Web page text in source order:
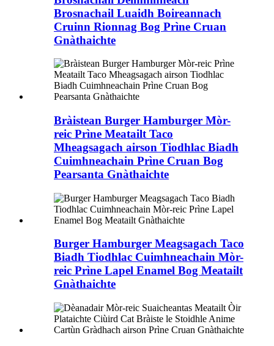
Brosnachail Luaidh Boireannach
Cruinn Rionnag Bog Prìne Cruan
Gnàthaichte
Bràistean Burger Hamburger Mòr-
reic Prìne Meatailt Taco
Mheagsagach airson Tiodhlac Biadh
Cuimhneachain Prìne Cruan Bog
Pearsanta Gnàthaichte
Burger Hamburger Meagsagach Taco
Biadh Tiodhlac Cuimhneachain Mòr-
reic Prìne Lapel Enamel Bog Meatailt
Gnàthaichte